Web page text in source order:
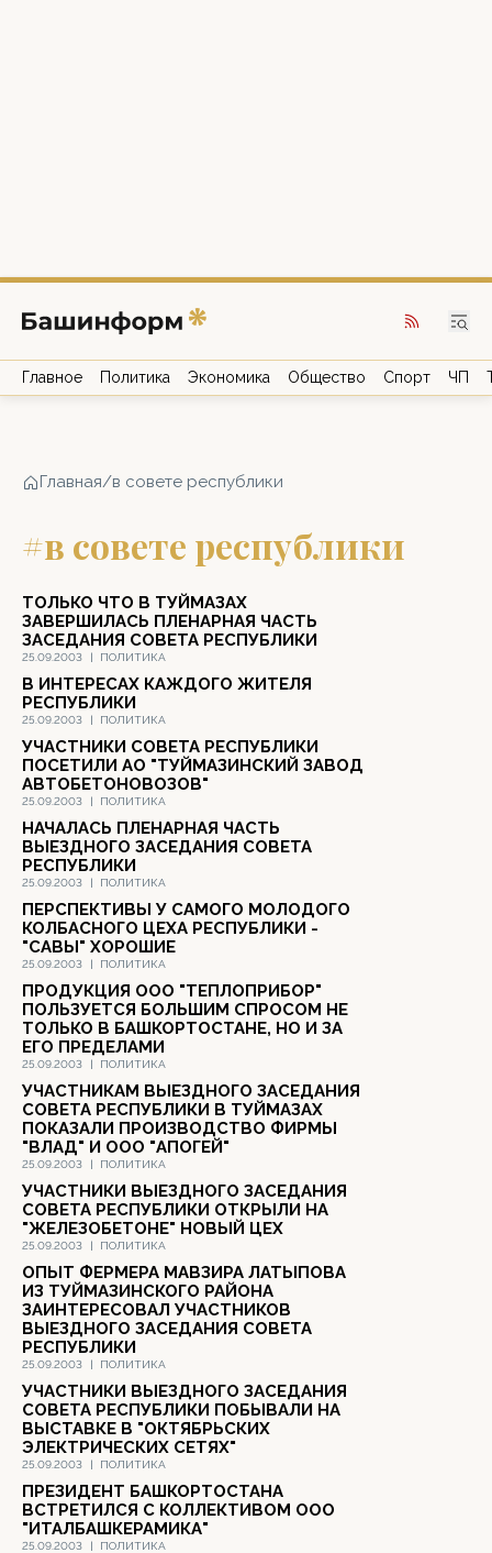
Главное Политика Экономика Общество Спорт ЧП
Главная/в совете республики
#в совете республики
25.09.2003 | ПОЛИТИКА
ТОЛЬКО ЧТО В ТУЙМАЗАХ
ЗАВЕРШИЛАСЬ ПЛЕНАРНАЯ ЧАСТЬ
ЗАСЕДАНИЯ СОВЕТА РЕСПУБЛИКИ
25.09.2003 | ПОЛИТИКА
В ИНТЕРЕСАХ КАЖДОГО ЖИТЕЛЯ
РЕСПУБЛИКИ
25.09.2003 | ПОЛИТИКА
УЧАСТНИКИ СОВЕТА РЕСПУБЛИКИ
ПОСЕТИЛИ АО "ТУЙМАЗИНСКИЙ ЗАВОД
АВТОБЕТОНОВОЗОВ"
25.09.2003 | ПОЛИТИКА
НАЧАЛАСЬ ПЛЕНАРНАЯ ЧАСТЬ
ВЫЕЗДНОГО ЗАСЕДАНИЯ СОВЕТА
РЕСПУБЛИКИ
25.09.2003 | ПОЛИТИКА
ПЕРСПЕКТИВЫ У САМОГО МОЛОДОГО
КОЛБАСНОГО ЦЕХА РЕСПУБЛИКИ -
"САВЫ" ХОРОШИЕ
25.09.2003 | ПОЛИТИКА
ПРОДУКЦИЯ ООО "ТЕПЛОПРИБОР"
ПОЛЬЗУЕТСЯ БОЛЬШИМ СПРОСОМ НЕ
ТОЛЬКО В БАШКОРТОСТАНЕ, НО И ЗА
ЕГО ПРЕДЕЛАМИ
25.09.2003 | ПОЛИТИКА
УЧАСТНИКАМ ВЫЕЗДНОГО ЗАСЕДАНИЯ
СОВЕТА РЕСПУБЛИКИ В ТУЙМАЗАХ
ПОКАЗАЛИ ПРОИЗВОДСТВО ФИРМЫ
"ВЛАД" И ООО "АПОГЕЙ"
25.09.2003 | ПОЛИТИКА
УЧАСТНИКИ ВЫЕЗДНОГО ЗАСЕДАНИЯ
СОВЕТА РЕСПУБЛИКИ ОТКРЫЛИ НА
"ЖЕЛЕЗОБЕТОНЕ" НОВЫЙ ЦЕХ
25.09.2003 | ПОЛИТИКА
ОПЫТ ФЕРМЕРА МАВЗИРА ЛАТЫПОВА
ИЗ ТУЙМАЗИНСКОГО РАЙОНА
ЗАИНТЕРЕСОВАЛ УЧАСТНИКОВ
ВЫЕЗДНОГО ЗАСЕДАНИЯ СОВЕТА
РЕСПУБЛИКИ
25.09.2003 | ПОЛИТИКА
УЧАСТНИКИ ВЫЕЗДНОГО ЗАСЕДАНИЯ
СОВЕТА РЕСПУБЛИКИ ПОБЫВАЛИ НА
ВЫСТАВКЕ В "ОКТЯБРЬСКИХ
ЭЛЕКТРИЧЕСКИХ СЕТЯХ"
25.09.2003 | ПОЛИТИКА
ПРЕЗИДЕНТ БАШКОРТОСТАНА
ВСТРЕТИЛСЯ С КОЛЛЕКТИВОМ ООО
"ИТАЛБАШКЕРАМИКА"